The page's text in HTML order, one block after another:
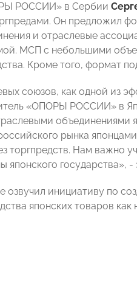
РОССИИ» в Сербии
Он предложил
и отраслевые
МСП с небольшими
Кроме того, формат
союзов, как одной из
«ОПОРЫ РОССИИ» в
объединениями
рынка
торгпредств. Нам важно
японского государства», -
озвучил инициативу по
японских товаров